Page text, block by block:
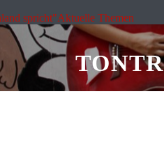
spricht"Aktuelle Themen